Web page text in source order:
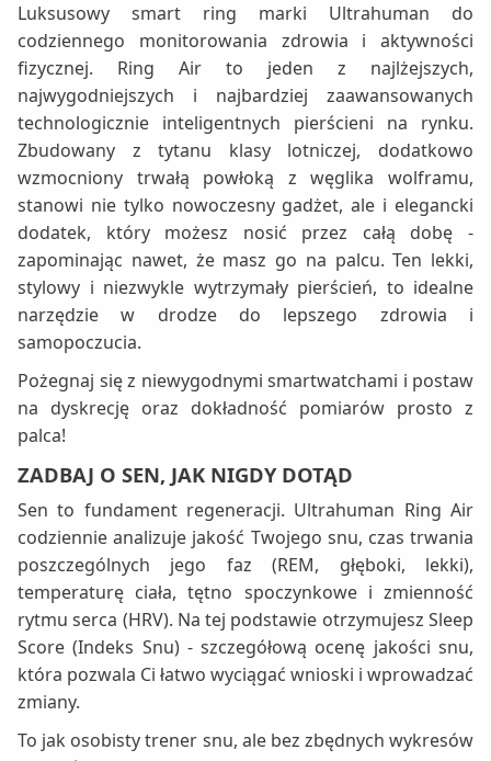
Luksusowy smart ring marki Ultrahuman do
codziennego monitorowania zdrowia i aktywności
fizycznej. Ring Air to jeden z najlżejszych,
najwygodniejszych i najbardziej zaawansowanych
technologicznie inteligentnych pierścieni na rynku.
Zbudowany z tytanu klasy lotniczej, dodatkowo
wzmocniony trwałą powłoką z węglika wolframu,
stanowi nie tylko nowoczesny gadżet, ale i elegancki
dodatek, który możesz nosić przez całą dobę -
zapominając nawet, że masz go na palcu. Ten lekki,
stylowy i niezwykle wytrzymały pierścień, to idealne
narzędzie w drodze do lepszego zdrowia i
samopoczucia.
Pożegnaj się z niewygodnymi smartwatchami i postaw
na dyskrecję oraz dokładność pomiarów prosto z
palca!
ZADBAJ O SEN, JAK NIGDY DOTĄD
Sen to fundament regeneracji. Ultrahuman Ring Air
codziennie analizuje jakość Twojego snu, czas trwania
poszczególnych jego faz (REM, głęboki, lekki),
temperaturę ciała, tętno spoczynkowe i zmienność
rytmu serca (HRV). Na tej podstawie otrzymujesz Sleep
Score (Indeks Snu) - szczegółową ocenę jakości snu,
która pozwala Ci łatwo wyciągać wnioski i wprowadzać
zmiany.
To jak osobisty trener snu, ale bez zbędnych wykresów